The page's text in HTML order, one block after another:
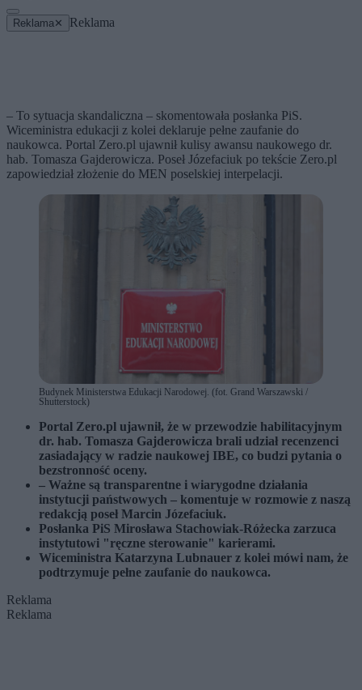
Reklama ✕ Reklama
– To sytuacja skandaliczna – skomentowała posłanka PiS.
Wiceministra edukacji z kolei deklaruje pełne zaufanie do
naukowca. Portal Zero.pl ujawnił kulisy awansu naukowego dr.
hab. Tomasza Gajderowicza. Poseł Józefaciuk po tekście Zero.pl
zapowiedział złożenie do MEN poselskiej interpelacji.
Budynek Ministerstwa Edukacji Narodowej. (fot. Grand Warszawski /
Shutterstock)
Portal Zero.pl ujawnił, że w przewodzie habilitacyjnym
dr. hab. Tomasza Gajderowicza brali udział recenzenci
zasiadający w radzie naukowej IBE, co budzi pytania o
bezstronność oceny.
– Ważne są transparentne i wiarygodne działania
instytucji państwowych – komentuje w rozmowie z naszą
redakcją poseł Marcin Józefaciuk.
Posłanka PiS Mirosława Stachowiak-Różecka zarzuca
instytutowi "ręczne sterowanie" karierami.
Wiceministra Katarzyna Lubnauer z kolei mówi nam, że
podtrzymuje pełne zaufanie do naukowca.
Reklama
Reklama